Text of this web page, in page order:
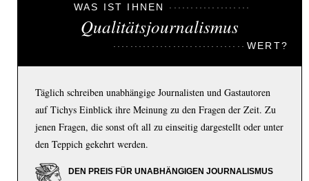
WAS IST IHNEN
Qualitätsjournalismus
WERT?
Täglich schreiben unabhängige Journalisten und Gastautoren
auf Tichys Einblick ihre Meinung zu den Fragen der Zeit. Zu
jenen Fragen, die sonst oft all zu einseitig dargestellt oder unter
den Teppich gekehrt werden.
DEN PREIS FÜR UNABHÄNGIGEN JOURNALISMUS